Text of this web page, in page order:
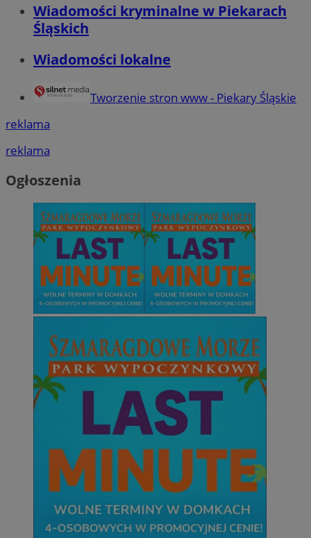
Wiadomości kryminalne w Piekarach
Śląskich
Wiadomości lokalne
Tworzenie stron www - Piekary Śląskie
reklama
reklama
Ogłoszenia